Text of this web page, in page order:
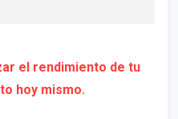
el rendimiento de tu
hoy mismo.